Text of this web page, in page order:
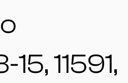
15, 11591,